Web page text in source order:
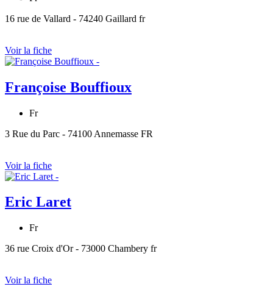
16 rue de Vallard - 74240 Gaillard fr
Voir la fiche
Françoise Bouffioux
Fr
3 Rue du Parc - 74100 Annemasse FR
Voir la fiche
Eric Laret
Fr
36 rue Croix d'Or - 73000 Chambery fr
Voir la fiche